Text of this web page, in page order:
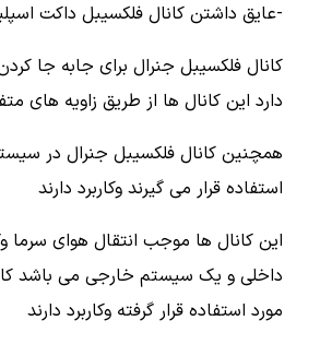
-عایق داشتن کانال فلکسیبل داکت
کانال فلکسیبل جنرال برای جابه جا
دارد این کانال ها از طریق زاویه
همچنین کانال فلکسیبل جنرال در
استفاده قرار می گیرند وکاربرد دارند
این کانال ها موجب انتقال هوای
داخلی و یک سیستم خارجی می باشد
مورد استفاده قرار گرفته وکاربرد دارند